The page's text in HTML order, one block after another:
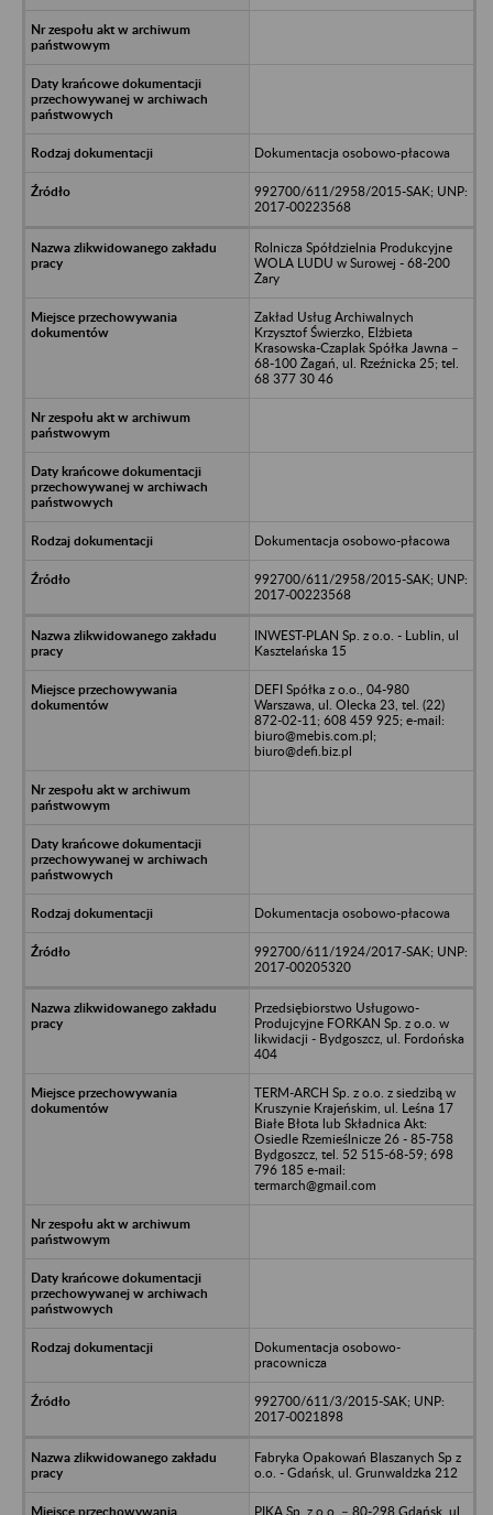
Dokumentacja osobowo-płacowa
992700/611/2958/2015-SAK; UNP:
2017-00223568
Rolnicza Spółdzielnia Produkcyjne
WOLA LUDU w Surowej - 68-200
Żary
Zakład Usług Archiwalnych
Krzysztof Świerzko, Elżbieta
Krasowska-Czaplak Spółka Jawna –
68-100 Żagań, ul. Rzeźnicka 25; tel.
68 377 30 46
Dokumentacja osobowo-płacowa
992700/611/2958/2015-SAK; UNP:
2017-00223568
INWEST-PLAN Sp. z o.o. - Lublin, ul
Kasztelańska 15
DEFI Spółka z o.o., 04-980
Warszawa, ul. Olecka 23, tel. (22)
872-02-11; 608 459 925; e-mail:
biuro@mebis.com.pl;
biuro@defi.biz.pl
Dokumentacja osobowo-płacowa
992700/611/1924/2017-SAK; UNP:
2017-00205320
Przedsiębiorstwo Usługowo-
Produjcyjne FORKAN Sp. z o.o. w
likwidacji - Bydgoszcz, ul. Fordońska
404
TERM-ARCH Sp. z o.o. z siedzibą w
Kruszynie Krajeńskim, ul. Leśna 17
Białe Błota lub Składnica Akt:
Osiedle Rzemieślnicze 26 - 85-758
Bydgoszcz, tel. 52 515-68-59; 698
796 185 e-mail:
termarch@gmail.com
Dokumentacja osobowo-
pracownicza
992700/611/3/2015-SAK; UNP:
2017-0021898
Fabryka Opakowań Blaszanych Sp z
o.o. - Gdańsk, ul. Grunwaldzka 212
PIKA Sp. z o.o. – 80-298 Gdańsk, ul.